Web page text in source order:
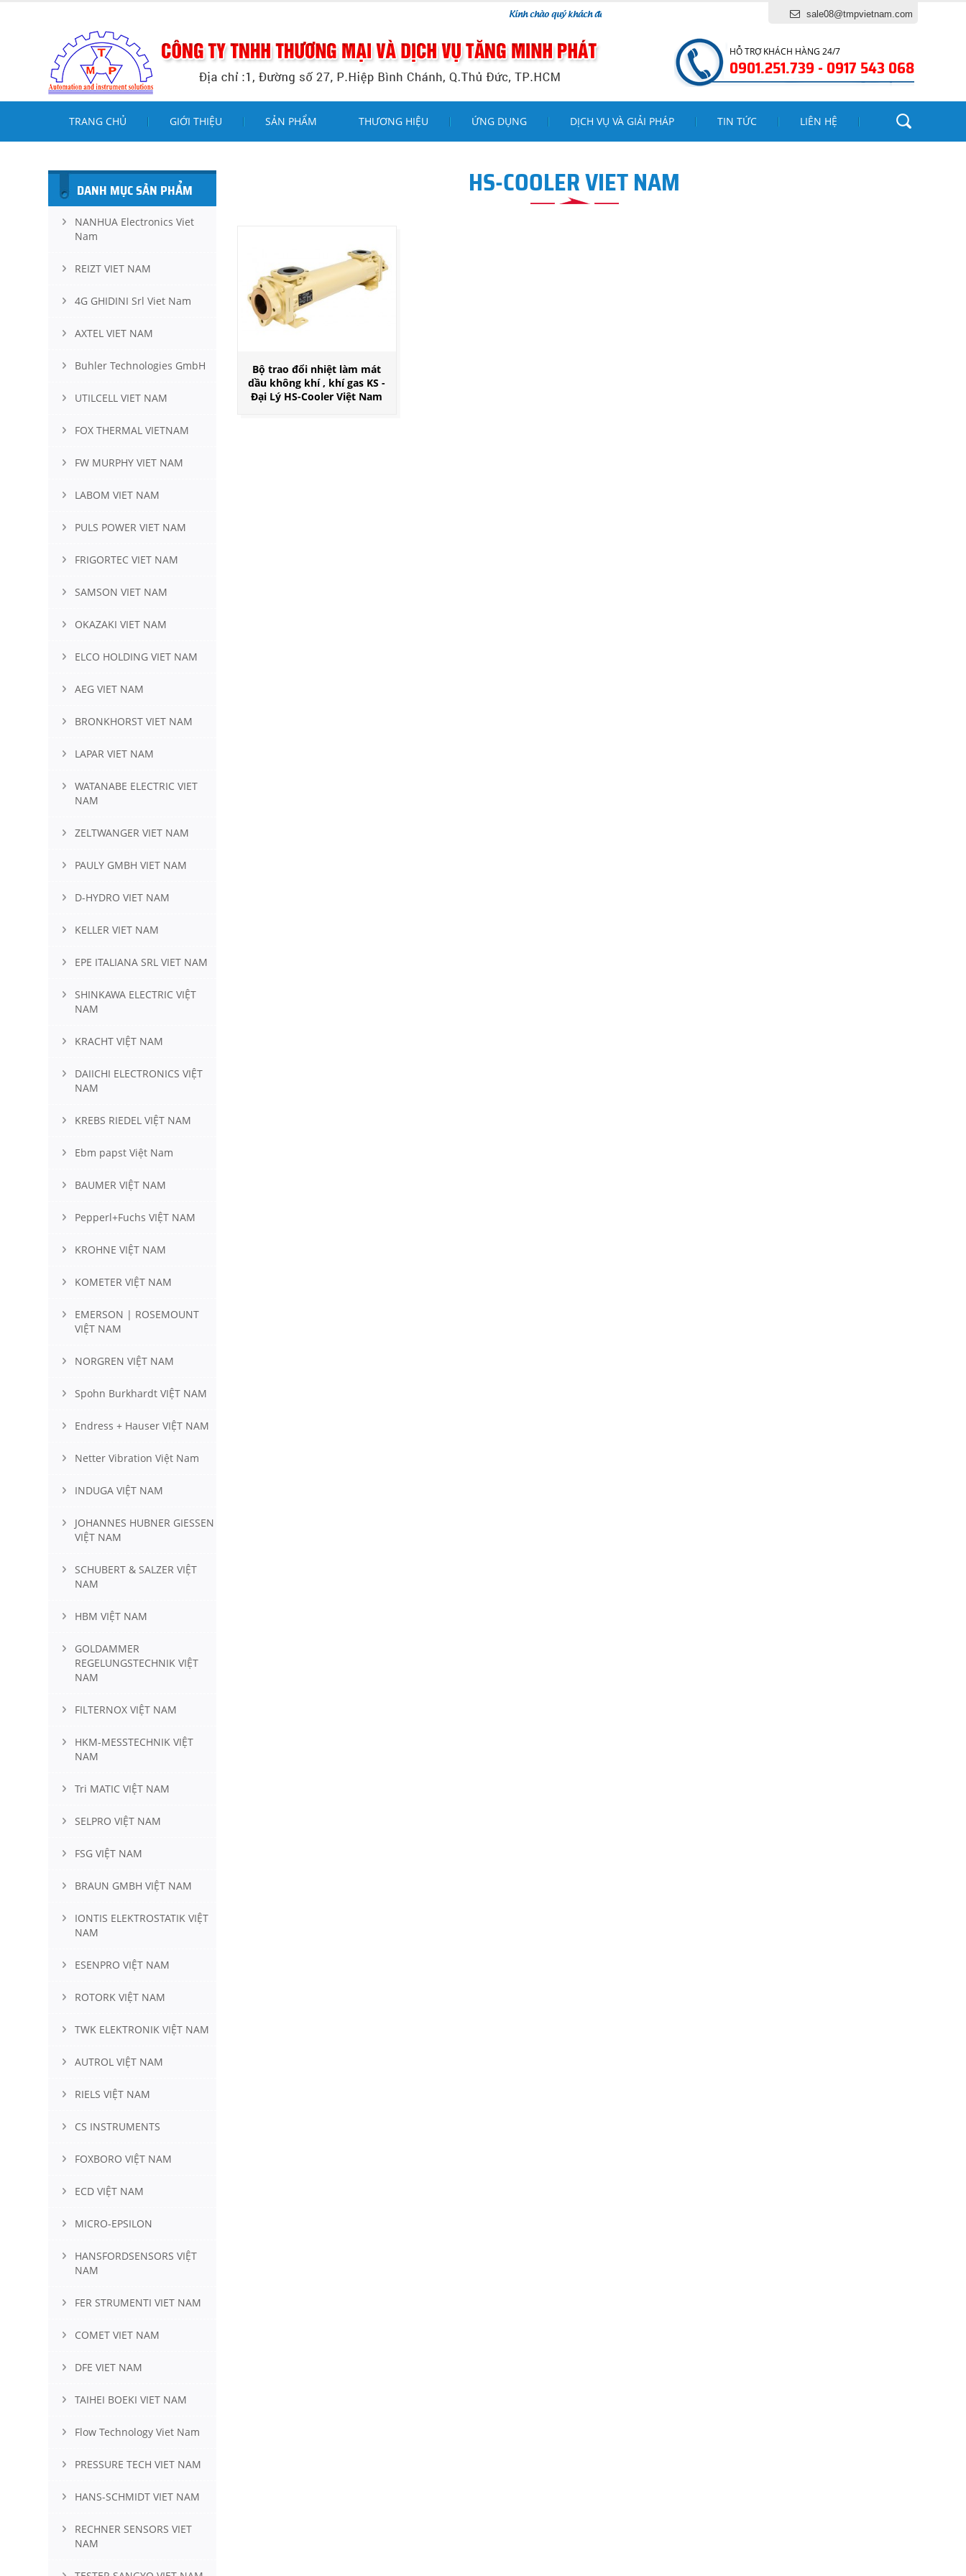
Kính chào quý khách đến với website của chúng tôi ! sale08@tmpvietnam.com
HỖ TRỢ KHÁCH HÀNG 24/7
0901.251.739 - 0917 543 068
TRANG CHỦ GIỚI THIỆU SẢN PHẨM THƯƠNG HIỆU ỨNG DỤNG DỊCH VỤ VÀ GIẢI PHÁP TIN TỨC LIÊN HỆ
DANH MỤC SẢN PHẨM
NANHUA Electronics Viet
Nam
REIZT VIET NAM
4G GHIDINI Srl Viet Nam
AXTEL VIET NAM
Buhler Technologies GmbH
UTILCELL VIET NAM
FOX THERMAL VIETNAM
FW MURPHY VIET NAM
LABOM VIET NAM
PULS POWER VIET NAM
FRIGORTEC VIET NAM
SAMSON VIET NAM
OKAZAKI VIET NAM
ELCO HOLDING VIET NAM
AEG VIET NAM
BRONKHORST VIET NAM
LAPAR VIET NAM
WATANABE ELECTRIC VIET
NAM
ZELTWANGER VIET NAM
PAULY GMBH VIET NAM
D-HYDRO VIET NAM
KELLER VIET NAM
EPE ITALIANA SRL VIET NAM
SHINKAWA ELECTRIC VIỆT
NAM
KRACHT VIỆT NAM
DAIICHI ELECTRONICS VIỆT
NAM
KREBS RIEDEL VIỆT NAM
Ebm papst Việt Nam
BAUMER VIỆT NAM
Pepperl+Fuchs VIỆT NAM
KROHNE VIỆT NAM
KOMETER VIỆT NAM
EMERSON | ROSEMOUNT
VIỆT NAM
NORGREN VIỆT NAM
Spohn Burkhardt VIỆT NAM
Endress + Hauser VIỆT NAM
Netter Vibration Việt Nam
INDUGA VIỆT NAM
JOHANNES HUBNER GIESSEN
VIỆT NAM
SCHUBERT & SALZER VIỆT
NAM
HBM VIỆT NAM
GOLDAMMER
REGELUNGSTECHNIK VIỆT
NAM
FILTERNOX VIỆT NAM
HKM-MESSTECHNIK VIỆT
NAM
Tri MATIC VIỆT NAM
SELPRO VIỆT NAM
FSG VIỆT NAM
BRAUN GMBH VIỆT NAM
IONTIS ELEKTROSTATIK VIỆT
NAM
ESENPRO VIỆT NAM
ROTORK VIỆT NAM
TWK ELEKTRONIK VIỆT NAM
AUTROL VIỆT NAM
RIELS VIỆT NAM
CS INSTRUMENTS
FOXBORO VIỆT NAM
ECD VIỆT NAM
MICRO-EPSILON
HANSFORDSENSORS VIỆT
NAM
FER STRUMENTI VIET NAM
COMET VIET NAM
DFE VIET NAM
TAIHEI BOEKI VIET NAM
Flow Technology Viet Nam
PRESSURE TECH VIET NAM
HANS-SCHMIDT VIET NAM
RECHNER SENSORS VIET
NAM
HS-COOLER VIET NAM
Bộ trao đổi nhiệt làm mát
dầu không khí , khí gas KS -
Đại Lý HS-Cooler Việt Nam